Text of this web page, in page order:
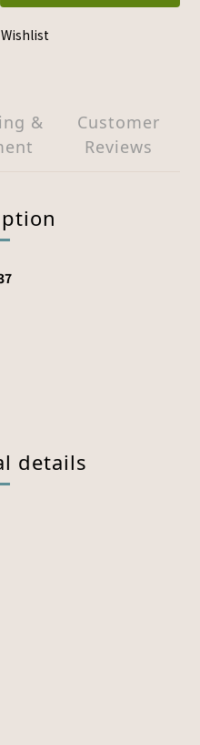
&
Customer
Reviews
details